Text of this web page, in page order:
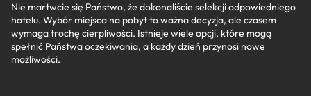
Nie martwcie się Państwo, że dokonaliście selekcji odpowiedniego
hotelu. Wybór miejsca na pobyt to ważna decyzja, ale czasem
wymaga trochę cierpliwości. Istnieje wiele opcji, które mogą
spełnić Państwa oczekiwania, a każdy dzień przynosi nowe
możliwości.